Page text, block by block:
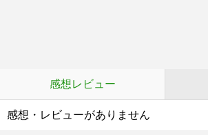
感想レビュー
感想・レビューがありません